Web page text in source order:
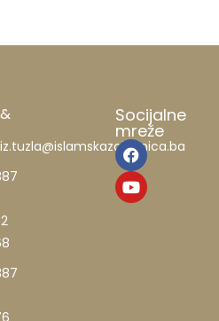
Socijalne
mreže